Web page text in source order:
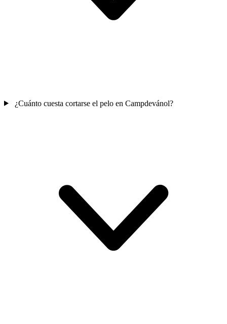
¿Cuánto cuesta cortarse el pelo en Campdevánol?